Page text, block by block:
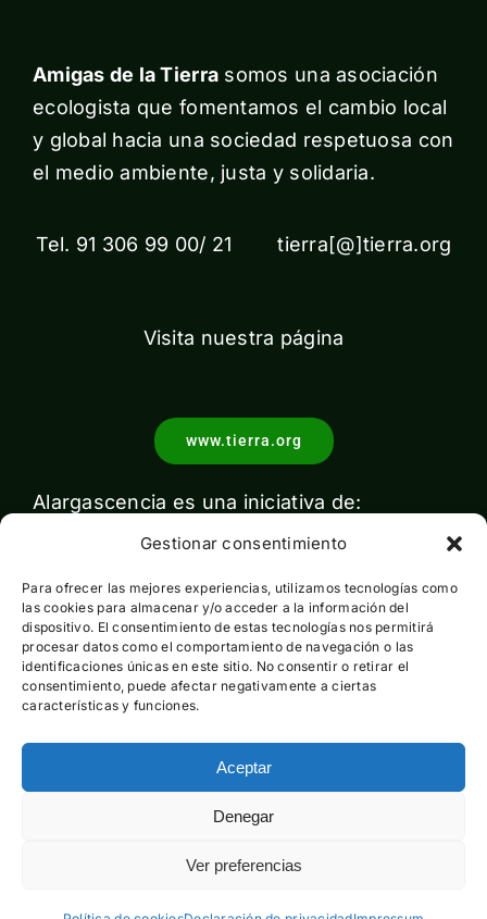
Gestionar consentimiento
Para ofrecer las mejores experiencias, utilizamos tecnologías como
las cookies para almacenar y/o acceder a la información del
dispositivo. El consentimiento de estas tecnologías nos permitirá
procesar datos como el comportamiento de navegación o las
identificaciones únicas en este sitio. No consentir o retirar el
consentimiento, puede afectar negativamente a ciertas
características y funciones.
Aceptar
Denegar
Ver preferencias
Amigas de la Tierra somos una asociación
ecologista que fomentamos el cambio local
y global hacia una sociedad respetuosa con
el medio ambiente, justa y solidaria.
Tel. 91 306 99 00/ 21 tierra[@]tierra.org
Visita nuestra página
www.tierra.org
Alargascencia es una iniciativa de:
Con el apoyo de:
Esta actividad ha sido financiada por el Ministerio para la